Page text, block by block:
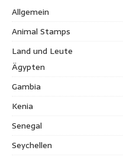
Allgemein
Animal Stamps
Land und Leute
Ägypten
Gambia
Kenia
Senegal
Seychellen